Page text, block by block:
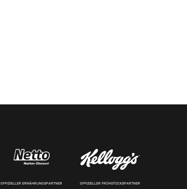
OFFIZIELLER ERNÄHRUNGSPARTNER OFFIZIELLER FRÜHSTÜCKSPARTNER